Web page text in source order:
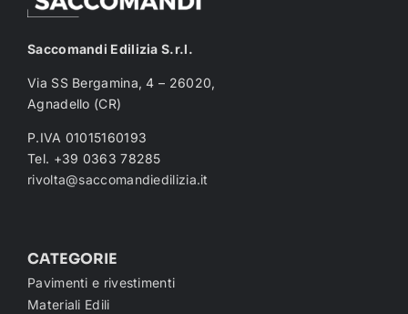
Saccomandi Edilizia S.r.l.
Via SS Bergamina, 4 – 26020,
Agnadello (CR)
P.IVA 01015160193
Tel. +39 0363 78285
rivolta@saccomandiedilizia.it
CATEGORIE
Pavimenti e rivestimenti
Materiali Edili